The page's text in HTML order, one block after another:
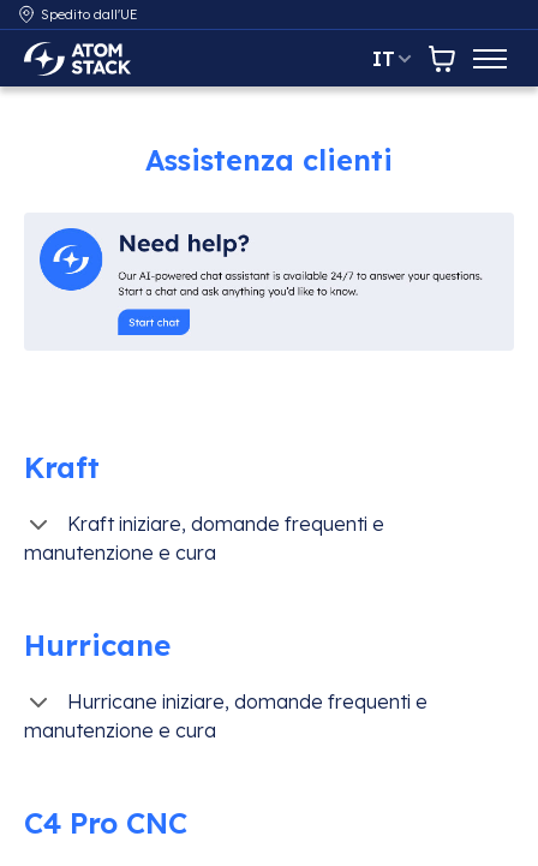
Spedito dall'UE
AtomStack Europe IT Carrello
Assistenza clienti
Kraft
Kraft iniziare, domande frequenti e
manutenzione e cura
Hurricane
Hurricane iniziare, domande frequenti e
manutenzione e cura
C4 Pro CNC